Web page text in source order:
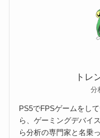
トレ
分
PS5でFPSゲームをし
ら、ゲーミングデバイ
ら分析の専門家と名乗